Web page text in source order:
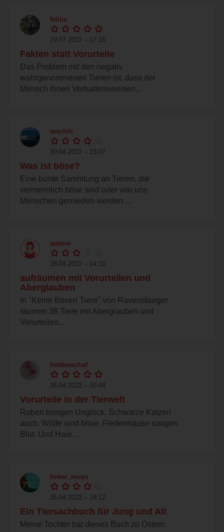
feliiix
29.07.2022 – 17:16
Fakten statt Vorurteile
Das Problem mit den negativ
wahrgenommenen Tieren ist, dass der
Mensch ihnen Verhaltensweisen...
mschili
30.04.2022 – 23:07
Was ist böse?
Eine bunte Sammlung an Tieren, die
vermeintlich böse sind oder von uns
Menschen gemieden werden....
sutane
28.04.2022 – 14:10
aufräumen mit Vorurteilen und
Aberglauben
In "Keine Bösen Tiere" von Ravensburger
räumen 38 Tiere mit Aberglauben und
Vorurteilen...
holdesschaf
26.04.2022 – 10:44
Vorurteile in der Tierwelt
Raben bringen Unglück. Schwarze Katzen
auch. Wölfe sind böse. Fledermäuse saugen
Blut. Und Haie...
linker_mops
25.04.2022 – 18:12
Ein Tiersachbuch für Jung und Alt
Meine Tochter hat dieses Buch zu Ostern